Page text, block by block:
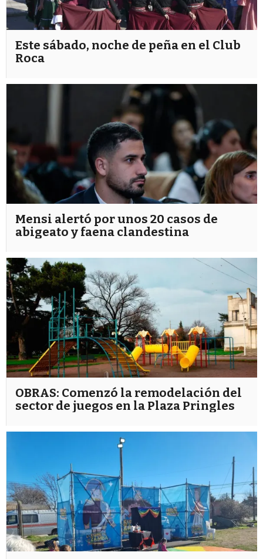
Este sábado, noche de peña en el Club
Roca
Mensi alertó por unos 20 casos de
abigeato y faena clandestina
OBRAS: Comenzó la remodelación del
sector de juegos en la Plaza Pringles